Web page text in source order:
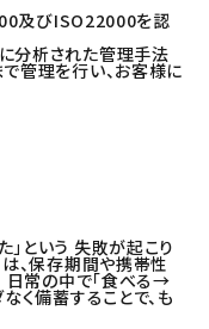
及びISO22000を認
分析された管理手法
管理を行い、お客様に
という 失敗が起こり
、保存期間や携帯性
日常の中で「食べる→
く備蓄することで、も